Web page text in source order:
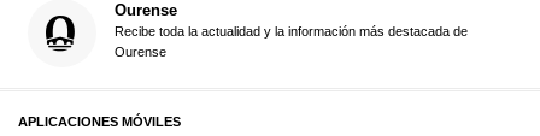
Ourense
Recibe toda la actualidad y la información más destacada de
Ourense
APLICACIONES MÓVILES